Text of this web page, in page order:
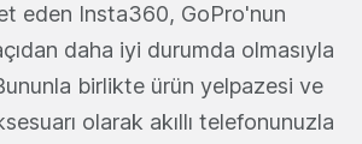
eden Insta360, GoPro'nun
daha iyi durumda olmasıyla
birlikte ürün yelpazesi ve
olarak akıllı telefonunuzla